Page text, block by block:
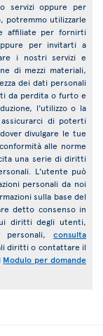
servizi oppure per
potremmo utilizzarle
affiliate per fornirti
per invitarti a
i nostri servizi e
di mezzi materiali,
dei dati personali
da perdita o furto e
l'utilizzo o la
di poterti
divulgare le tue
alle norme
una serie di diritti
L'utente può
personali da noi
sulla base del
detto consenso in
diritti degli utenti,
personali, consulta
diritti o contattare il
Modulo per domande